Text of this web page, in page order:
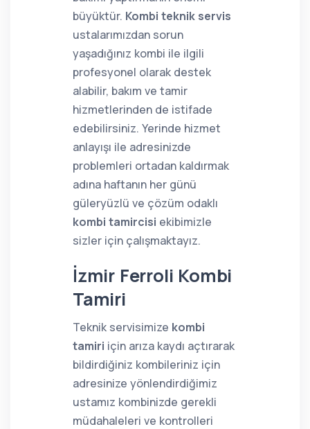
büyüktür. Kombi teknik servis
ustalarımızdan sorun
yaşadığınız kombi ile ilgili
profesyonel olarak destek
alabilir, bakım ve tamir
hizmetlerinden de istifade
edebilirsiniz. Yerinde hizmet
anlayışı ile adresinizde
problemleri ortadan kaldırmak
adına haftanın her günü
güleryüzlü ve çözüm odaklı
kombi tamircisi ekibimizle
sizler için çalışmaktayız.
İzmir Ferroli Kombi
Tamiri
Teknik servisimize kombi
tamiri için arıza kaydı açtırarak
bildirdiğiniz kombileriniz için
adresinize yönlendirdiğimiz
ustamız kombinizde gerekli
müdahaleleri ve kontrolleri